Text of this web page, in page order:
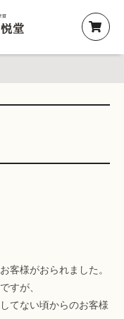
賞
堂
客様がおられました。
すが、
てない頃からのお客様